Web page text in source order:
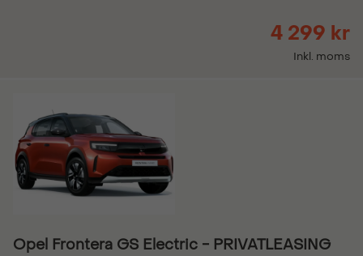
4 299 kr
Inkl. moms
Opel Frontera GS Electric - PRIVATLEASING